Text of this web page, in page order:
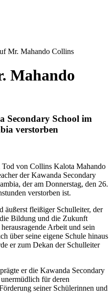
Mr. Mahando Collins
Mahando
Secondary School im
verstorben
von Collins Kalota Mahando
der Kawanda Secondary
der am Donnerstag, den 26.
verstorben ist.
fleißiger Schulleiter, der
Bildung und die Zukunft
Arbeit und sein
über seine eigene Schule hinaus
er zum Dekan der Schulleiter
er die Kawanda Secondary
für deren
seiner Schülerinnen und